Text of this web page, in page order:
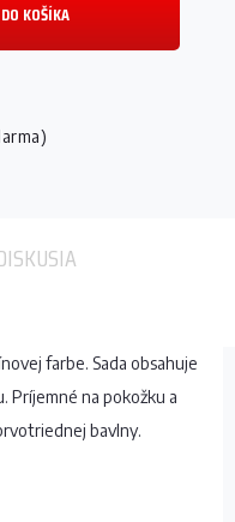
KOŠÍKA
farbe. Sada obsahuje
Príjemné na pokožku a
bavlny.